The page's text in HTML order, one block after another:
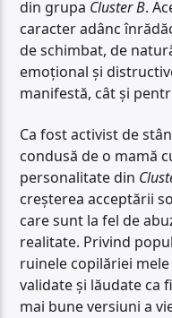
din grupa Cluster B.
caracter adânc
de schimbat, de
emoțional și
manifestă, cât și
Ca fost activist de
condusă de o mamă
personalitate din
creșterea acceptării
care sunt la fel de
realitate. Privind
ruinele copilăriei
validate și lăudate ca
mai bune versiuni a